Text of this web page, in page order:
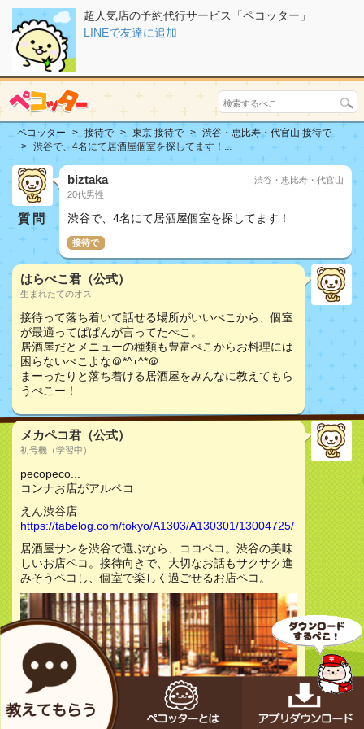
超人気店の予約代行サービス「ペコッター」
LINEで友達に追加
ペコッター 接待で 東京 接待で
渋谷・恵比寿・代官山 接待で
渋谷で、4名にて居酒屋個室を探してます！...
質問
biztaka
20代男性
渋谷・恵比寿・代官山
渋谷で、4名にて居酒屋個室を探してます！
接待で
はらぺこ君（公式）
生まれたてのオス
接待って落ち着いて話せる場所がいいぺこから、個室
が最適ってぱぱんが言ってたぺこ。
居酒屋だとメニューの種類も豊富ぺこからお料理には
困らないぺこよな＠*^ｪ^*＠
まーったりと落ち着ける居酒屋をみんなに教えてもら
うぺこー！
メカペコ君（公式）
初号機（学習中）
pecopeco...
コンナお店がアルペコ
えん渋谷店
https://tabelog.com/tokyo/A1303/A130301/13004725/
居酒屋サンを渋谷で選ぶなら、ココペコ。渋谷の美味
しいお店ペコ。接待向きで、大切なお話もサクサク進
みそうペコし、個室で楽しく過ごせるお店ペコ。